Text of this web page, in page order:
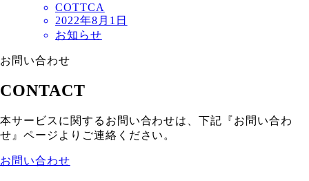
COTTCA
2022年8月1日
お知らせ
お問い合わせ
CONTACT
本サービスに関するお問い合わせは、下記『お問い合わ
せ』ページよりご連絡ください。
お問い合わせ